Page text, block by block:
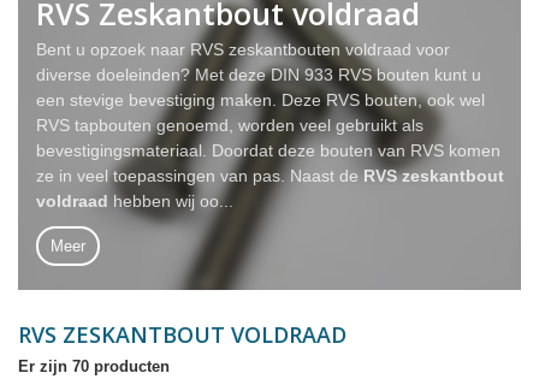
RVS Zeskantbout voldraad
Bent u opzoek naar RVS zeskantbouten voldraad voor
diverse doeleinden? Met deze DIN 933 RVS bouten kunt u
een stevige bevestiging maken. Deze RVS bouten, ook wel
RVS tapbouten genoemd, worden veel gebruikt als
bevestigingsmateriaal. Doordat deze bouten van RVS komen
ze in veel toepassingen van pas. Naast de RVS zeskantbout
voldraad hebben wij oo...
Meer
RVS ZESKANTBOUT VOLDRAAD
Er zijn 70 producten